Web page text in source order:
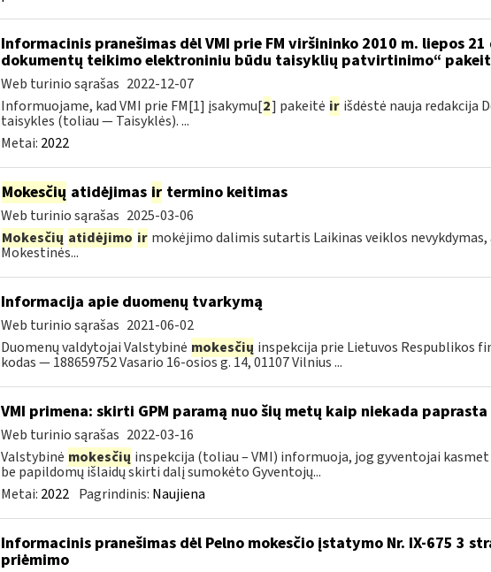
Informacinis pranešimas dėl VMI prie FM viršininko 2010 m. liepos 21
dokumentų teikimo elektroniniu būdu taisyklių patvirtinimo“
Web turinio sąrašas 2022-12-07
Informuojame, kad VMI prie FM[1] įsakymu[2] pakeitė ir išdėstė nauja redakcija
taisykles (toliau — Taisyklės). ...
Metai: 2022
Mokesčių atidėjimas irtermino keitimas
Web turinio sąrašas 2025-03-06
Mokesčių atidėjimo ir mokėjimo dalimis sutartis Laikinas veiklos
Mokestinės...
Informacija apie duomenų tvarkymą
Web turinio sąrašas 2021-06-02
Duomenų valdytojai Valstybinė mokesčių inspekcija prie Lietuvos Respublikos
kodas — 188659752 Vasario 16-osios g. 14, 01107 Vilnius ...
VMI primena: skirti GPM paramą nuo šių metų kaip niekada paprasta
Web turinio sąrašas 2022-03-16
Valstybinė mokesčių inspekcija (toliau – VMI) informuoja, jog gyventojai
be papildomų išlaidų skirti dalį sumokėto Gyventojų...
Metai: 2022 Pagrindinis: Naujiena
Informacinis pranešimas dėl Pelno mokesčio įstatymo Nr. IX-675 3
priėmimo